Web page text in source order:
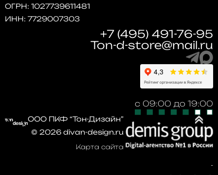
ОГРН: 1027739611481
ИНН: 7729007303
+7 (495) 491-76-95
Ton-d-store@mail.ru
ООО ПКФ “Тон-Дизайн”
© 2026divan-design.ru
Карта сайта
-
с 09:00 до 19:00